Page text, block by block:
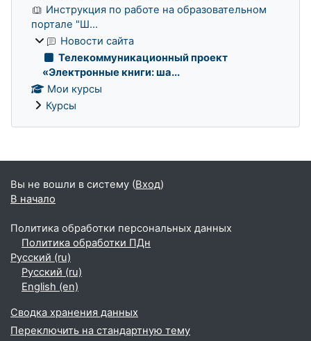
Инструкция по работе на образовательном
портале "Ш...
Новости сайта
Телекоммуникационный проект
«Электронные книги: ша...
Мои курсы
Курсы
Дополнительные блоки
Вы не вошли в систему (Вход)
В начало
Политика обработки персональных данных
Политика обработки ПДн
Русский ‎(ru)‎
Русский ‎(ru)‎
English ‎(en)‎
Сводка хранения данных
Переключить на стандартную тему